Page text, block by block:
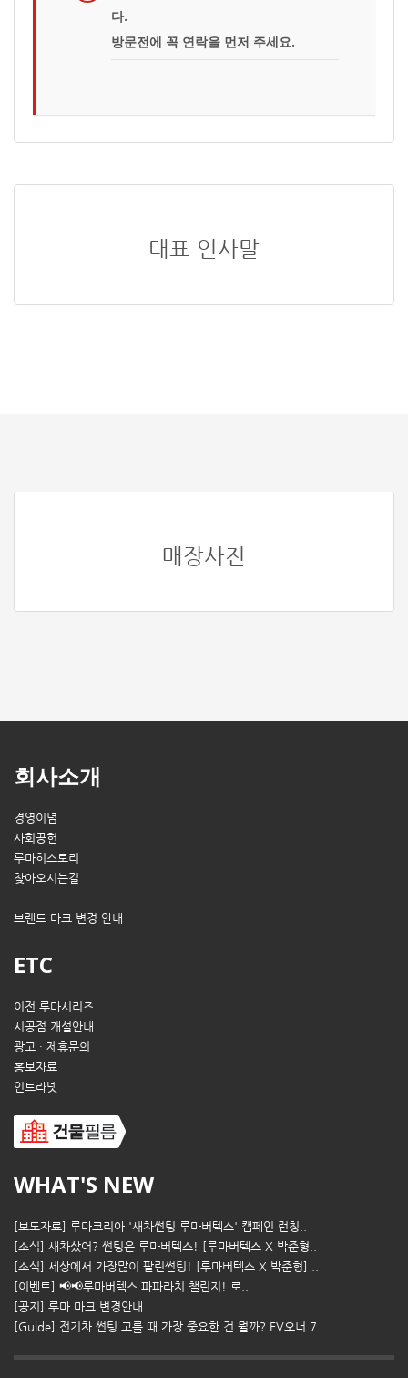
다.
방문전에 꼭 연락을 먼저 주세요.
대표 인사말
매장사진
회사소개
경영이념
사회공헌
루마히스토리
찾아오시는길
브랜드 마크 변경 안내
ETC
이전 루마시리즈
시공점 개설안내
광고 · 제휴문의
홍보자료
인트라넷
WHAT'S NEW
[보도자료] 루마코리아 '새차썬팅 루마버텍스' 캠페인 런칭..
[소식] 새차샀어? 썬팅은 루마버텍스! [루마버텍스 X 박준형..
[소식] 세상에서 가장많이 팔린썬팅! [루마버텍스 X 박준형] ..
[이벤트] 📢📢루마버텍스 파파라치 챌린지! 로..
[공지] 루마 마크 변경안내
[Guide] 전기차 썬팅 고를 때 가장 중요한 건 뭘까? EV오너 7..